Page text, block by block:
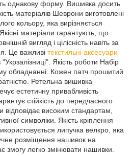
однакову форму. Вишивка досить
матеріалів Шеврони виготовлені
кольору, яка вирізняється
матеріали гарантують, що
вигляд і цілісність навіть за
Це важливі текстильні аксесуари
Якість роботи Набір
обладнанні. Кожен патч прошитий
Ретельна вишивка
естетичну привабливість
стійкість до передчасного
відповідає високим стандартам,
символіки. Якість кріплення
липучка велкро, яка
розміщення нашивок на
змогу легко змінювати нашивки.